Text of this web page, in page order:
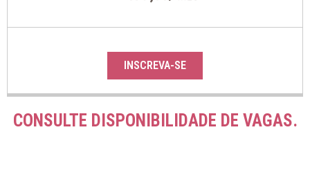
INSCREVA-SE
CONSULTE DISPONIBILIDADE DE VAGAS.